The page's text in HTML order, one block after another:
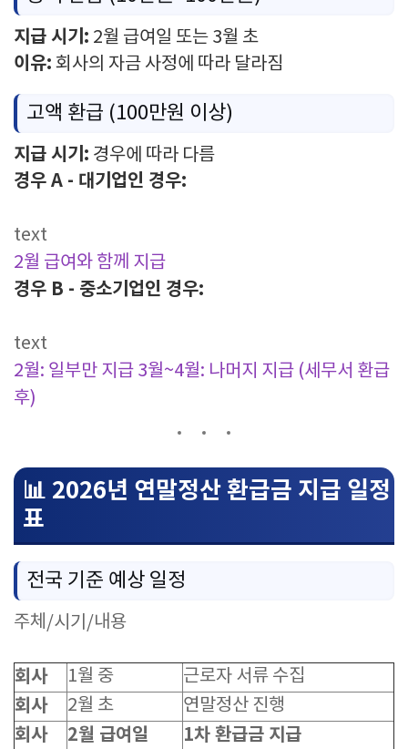
지급 시기: 2월 급여일 또는 3월 초
이유: 회사의 자금 사정에 따라 달라짐
고액 환급 (100만원 이상)
지급 시기: 경우에 따라 다름
경우 A - 대기업인 경우:
text
2월 급여와 함께 지급
경우 B - 중소기업인 경우:
text
2월: 일부만 지급 3월~4월: 나머지 지급 (세무서 환급
후)
📊 2026년 연말정산 환급금 지급 일정
표
전국 기준 예상 일정
주체/시기/내용
회사 1월 중 근로자 서류 수집
회사 2월 초 연말정산 진행
회사 2월 급여일
1차 환급금 지급